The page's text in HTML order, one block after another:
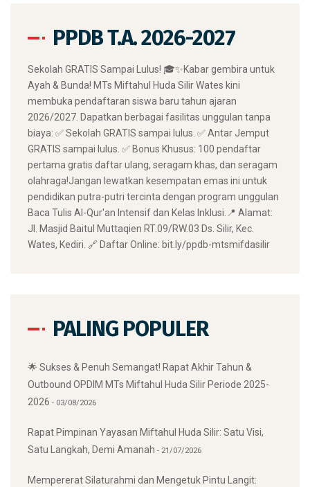
PPDB T.A. 2026-2027
​Sekolah GRATIS Sampai Lulus! 🎓✨ ​Kabar gembira untuk
Ayah & Bunda! MTs Miftahul Huda Silir Wates kini
membuka pendaftaran siswa baru tahun ajaran
2026/2027. Dapatkan berbagai fasilitas unggulan tanpa
biaya: ✅ Sekolah GRATIS sampai lulus. ✅ Antar Jemput
GRATIS sampai lulus. ✅ Bonus Khusus: 100 pendaftar
pertama gratis daftar ulang, seragam khas, dan seragam
olahraga! ​Jangan lewatkan kesempatan emas ini untuk
pendidikan putra-putri tercinta dengan program unggulan
Baca Tulis Al-Qur'an Intensif dan Kelas Inklusi. ​📍 Alamat:
Jl. Masjid Baitul Muttaqien RT.09/RW.03 Ds. Silir, Kec.
Wates, Kediri. 🔗 Daftar Online: bit.ly/ppdb-mtsmifdasilir
PALING POPULER
🌟 Sukses & Penuh Semangat! Rapat Akhir Tahun &
Outbound OPDIM MTs Miftahul Huda Silir Periode 2025-
2026
03/08/2026
Rapat Pimpinan Yayasan Miftahul Huda Silir: Satu Visi,
Satu Langkah, Demi Amanah
21/07/2026
Mempererat Silaturahmi dan Mengetuk Pintu Langit: